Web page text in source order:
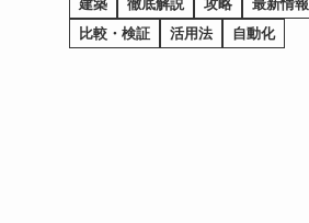
建築
徹底解説 攻略
最新情報
比較・検証
活用法 自動化